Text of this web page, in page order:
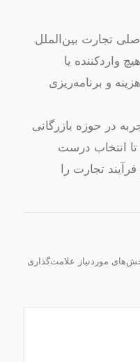
تجارت بین‌الملل
واردکننده یا
و برنامه‌ریزی
در حوزه بازرگانی
انتخاب درست
تجارت را
موردنیاز علامت‌گذاری